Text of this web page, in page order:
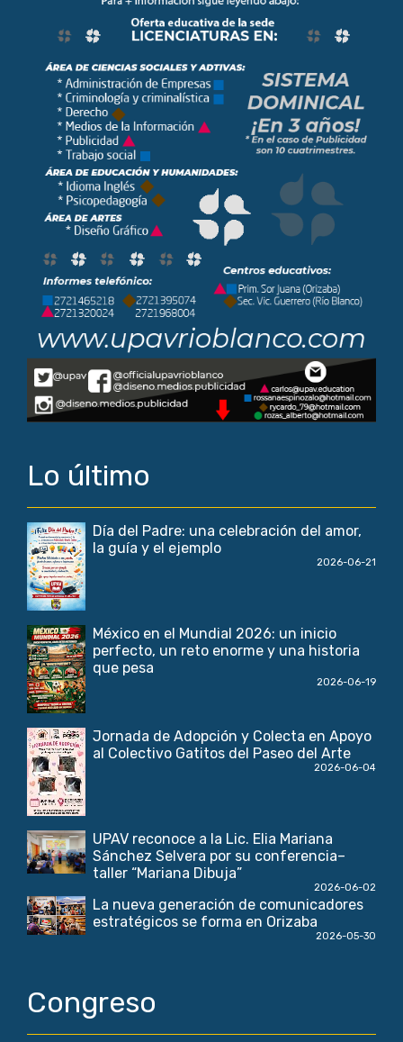
Lo último
Día del Padre: una celebración del amor,
la guía y el ejemplo
2026-06-21
México en el Mundial 2026: un inicio
perfecto, un reto enorme y una historia
que pesa
2026-06-19
Jornada de Adopción y Colecta en Apoyo
al Colectivo Gatitos del Paseo del Arte
2026-06-04
UPAV reconoce a la Lic. Elia Mariana
Sánchez Selvera por su conferencia–
taller “Mariana Dibuja”
2026-06-02
La nueva generación de comunicadores
estratégicos se forma en Orizaba
2026-05-30
Congreso